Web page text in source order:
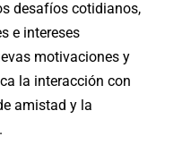
desafíos cotidianos,
e intereses
motivaciones y
la interacción con
amistad y la